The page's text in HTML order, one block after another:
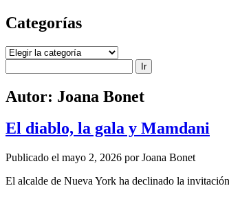
Categorías
Categorías
Autor: Joana Bonet
El diablo, la gala y Mamdani
Publicado el mayo 2, 2026 por Joana Bonet
El alcalde de Nueva York ha declinado la